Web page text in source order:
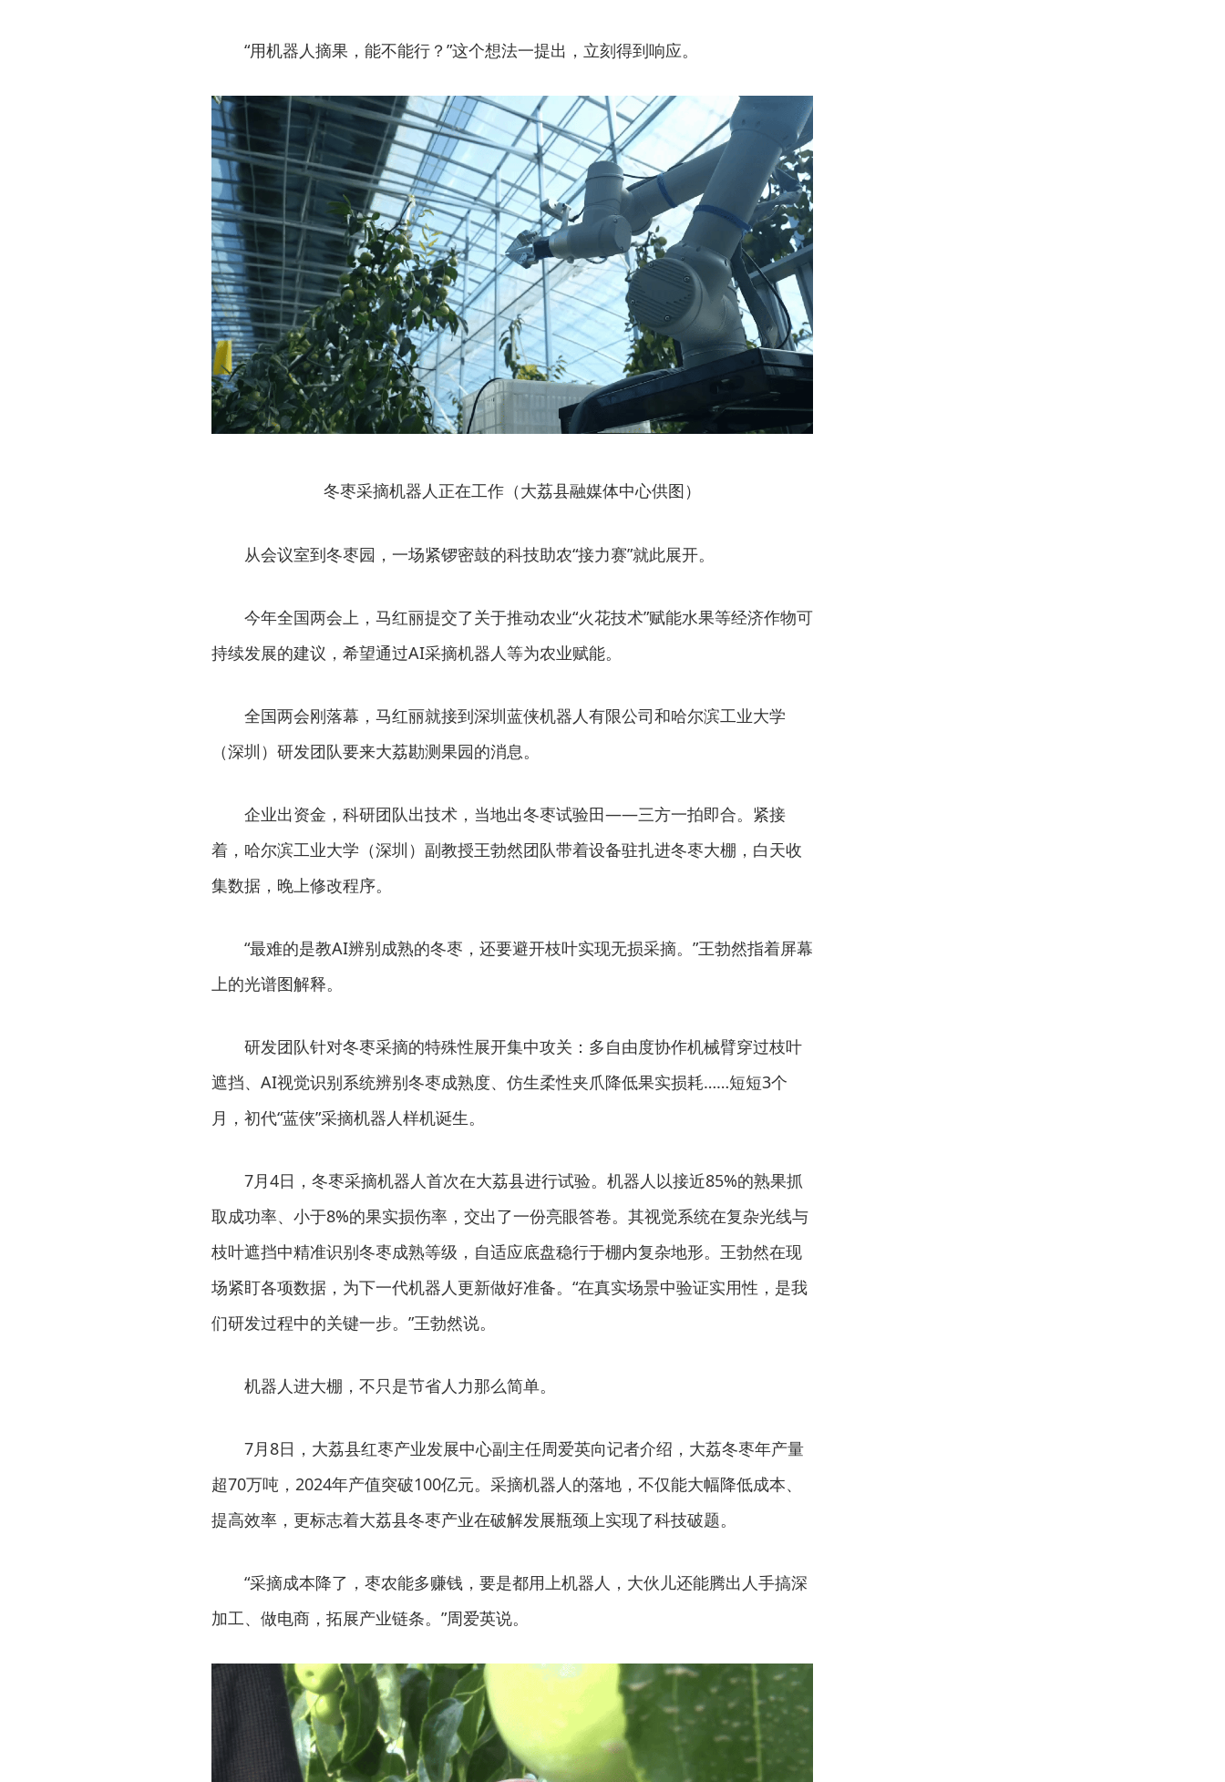
“用机器人摘果，能不能行？”这个想法一提出，立刻得到响应。
冬枣采摘机器人正在工作（大荔县融媒体中心供图）
从会议室到冬枣园，一场紧锣密鼓的科技助农“接力赛”就此展开。
今年全国两会上，马红丽提交了关于推动农业“火花技术”赋能水果等经济作物可
持续发展的建议，希望通过AI采摘机器人等为农业赋能。
全国两会刚落幕，马红丽就接到深圳蓝侠机器人有限公司和哈尔滨工业大学
（深圳）研发团队要来大荔勘测果园的消息。
企业出资金，科研团队出技术，当地出冬枣试验田——三方一拍即合。紧接
着，哈尔滨工业大学（深圳）副教授王勃然团队带着设备驻扎进冬枣大棚，白天收
集数据，晚上修改程序。
“最难的是教AI辨别成熟的冬枣，还要避开枝叶实现无损采摘。”王勃然指着屏幕
上的光谱图解释。
研发团队针对冬枣采摘的特殊性展开集中攻关：多自由度协作机械臂穿过枝叶
遮挡、AI视觉识别系统辨别冬枣成熟度、仿生柔性夹爪降低果实损耗……短短3个
月，初代“蓝侠”采摘机器人样机诞生。
7月4日，冬枣采摘机器人首次在大荔县进行试验。机器人以接近85%的熟果抓
取成功率、小于8%的果实损伤率，交出了一份亮眼答卷。其视觉系统在复杂光线与
枝叶遮挡中精准识别冬枣成熟等级，自适应底盘稳行于棚内复杂地形。王勃然在现
场紧盯各项数据，为下一代机器人更新做好准备。“在真实场景中验证实用性，是我
们研发过程中的关键一步。”王勃然说。
机器人进大棚，不只是节省人力那么简单。
7月8日，大荔县红枣产业发展中心副主任周爱英向记者介绍，大荔冬枣年产量
超70万吨，2024年产值突破100亿元。采摘机器人的落地，不仅能大幅降低成本、
提高效率，更标志着大荔县冬枣产业在破解发展瓶颈上实现了科技破题。
“采摘成本降了，枣农能多赚钱，要是都用上机器人，大伙儿还能腾出人手搞深
加工、做电商，拓展产业链条。”周爱英说。